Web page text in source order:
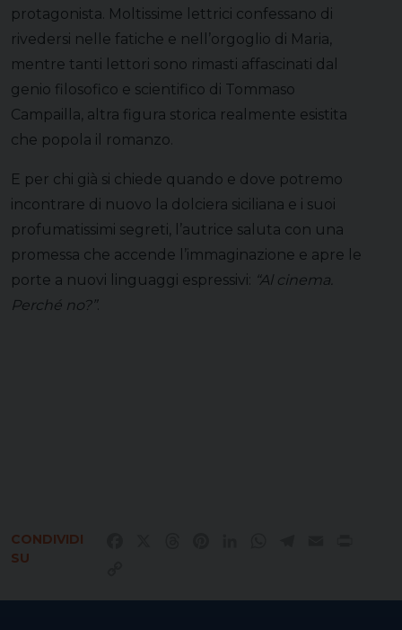
protagonista. Moltissime lettrici confessano di
rivedersi nelle fatiche e nell’orgoglio di Maria,
mentre tanti lettori sono rimasti affascinati dal
genio filosofico e scientifico di Tommaso
Campailla, altra figura storica realmente esistita
che popola il romanzo.
E per chi già si chiede quando e dove potremo
incontrare di nuovo la dolciera siciliana e i suoi
profumatissimi segreti, l’autrice saluta con una
promessa che accende l’immaginazione e apre le
porte a nuovi linguaggi espressivi: “Al cinema.
Perché no?”.
CONDIVIDI
SU